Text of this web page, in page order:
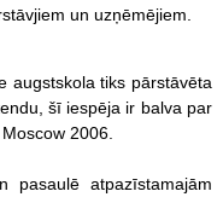
un uzņēmējiem.
augstskola tiks pārstāvēta
šī iespēja ir balva par
2006.
pasaulē atpazīstamajām